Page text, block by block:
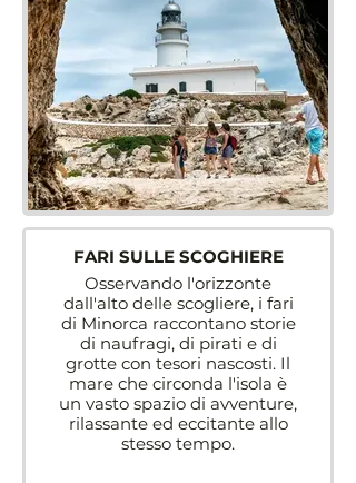
FARI SULLE SCOGHIERE
Osservando l'orizzonte
dall'alto delle scogliere, i fari
di Minorca raccontano storie
di naufragi, di pirati e di
grotte con tesori nascosti. Il
mare che circonda l'isola è
un vasto spazio di avventure,
rilassante ed eccitante allo
stesso tempo.